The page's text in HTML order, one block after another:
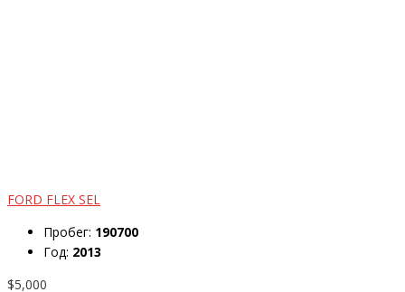
FORD FLEX SEL
Пробег: 190700
Год: 2013
$5,000